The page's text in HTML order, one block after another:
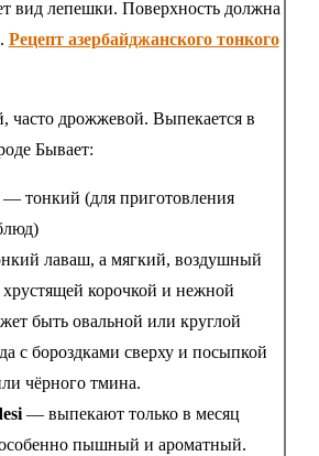
вид лепешки. Поверхность должна
Рецепт азербайджанского тонкого
часто дрожжевой. Выпекается в
Бывает:
тонкий (для приготовления
лаваш, а мягкий, воздушный
хрустящей корочкой и нежной
быть овальной или круглой
с бороздками сверху и посыпкой
чёрного тмина.
— выпекают только в месяц
пышный и ароматный.